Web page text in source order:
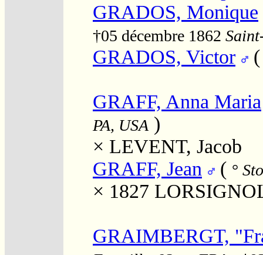
GRADOS, Monique
†05 décembre 1862
GRADOS, Victor
GRAFF, Anna Maria
PA, USA )
× LEVENT, Jacob
GRAFF, Jean
( °
× 1827
GRAIMBERGT,